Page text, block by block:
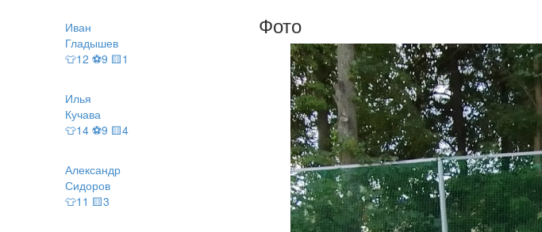
Иван
Гладышев
👕12 ⚽9 🟨1
Илья
Кучава
👕14 ⚽9 🟨4
Александр
Сидоров
👕11 🟨3
Фото